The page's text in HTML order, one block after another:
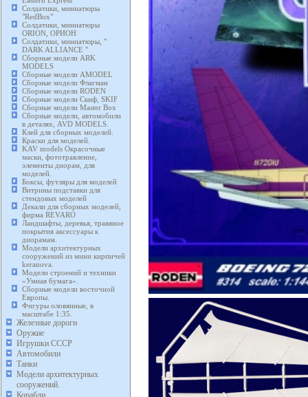
Солдатики, миниатюры
"RedBox"
Солдатики, миниатюры
ORION, ОРИОН
Солдатики, миниатюры, "
DARK ALLIANCE "
Сборные модели ARK
MODELS
Сборные модели AMODEL
Сборные модели Флагман
Сборные модели RODEN
Сборные модели Скиф, SKIF
Сборные модели Master Box
Сборные модели, автомобили
в деталях, AVD MODELS.
Клей для сборных моделей.
Краски для моделей.
KAV models Окрасочные
маски, фототравление,
элементы диорам, для
моделей.
Боксы, футляры для моделей
Витрины подставки для
стендовых моделей
Декали для сборных моделей,
фирма REVARO
Ландшафты, деревья, травяное
покрытия аксессуары к
диорамам.
Модели архитектурных
сооружений из мини кирпичей
keranova.
Модели строений и техники
«Умная бумага».
Сборные модели восточной
Европы.
Фигуры оловянные, в
масштабе 1:35.
Железные дороги
Оружие
Игрушки СССР
Автомобили
Танки
Модели архитектурных
сооружений.
Корабли